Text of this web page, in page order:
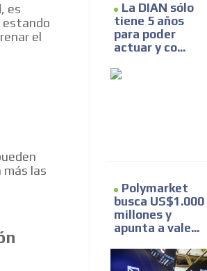
es
estando
el
las
La DIAN sólo
tiene 5 años
para poder
actuar y co...
Polymarket
busca US$1.000
millones y
apunta a vale...